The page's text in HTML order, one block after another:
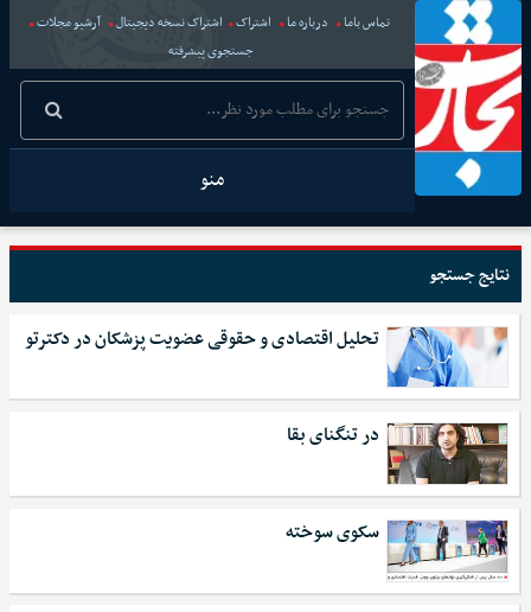
تماس باما درباره ما اشتراک اشتراک نسخه دیجیتال
آرشیو مجلات
جستجوی پیشرفته
منو
نتایج جستجو
تحلیل اقتصادی و حقوقی عضویت پزشکان در دکترتو
در تنگنای بقا
سکوی سوخته